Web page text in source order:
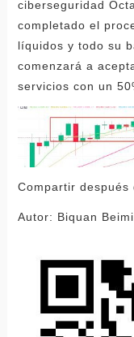
ciberseguridad
completado el
líquidos y todo su
comenzará a
servicios con un
Compartir después
Autor: Biquan